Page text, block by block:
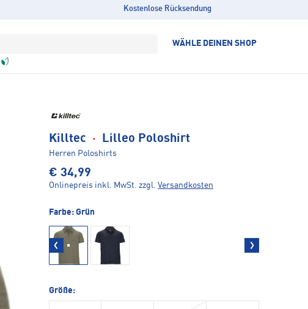
Kostenlose Rücksendung
WÄHLE DEINEN SHOP
Killtec · Lilleo Poloshirt
Herren Poloshirts
€ 34,99
Onlinepreis inkl. MwSt. zzgl. Versandkosten
Farbe: Grün
Größe: